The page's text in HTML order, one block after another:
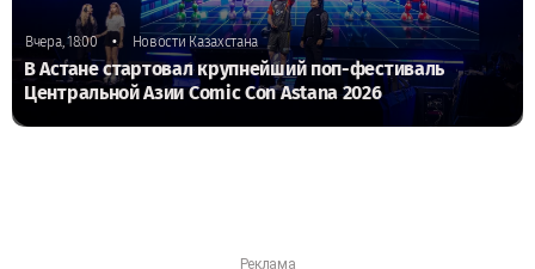
Вчера, 18:00 • Новости Казахстана
В Астане стартовал крупнейший поп-фестиваль
Центральной Азии Comic Con Astana 2026